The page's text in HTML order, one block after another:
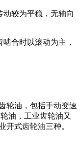
动较为平稳，无轴向
合时以滚动为主，
轮油，包括手动变速
油，工业齿轮油又
开式齿轮油三种。